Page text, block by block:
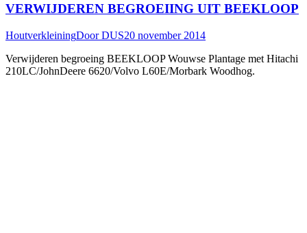
VERWIJDEREN BEGROEIING UIT BEEKLOOP
HoutverkleiningDoorDUS20 november 2014
Verwijderen begroeing BEEKLOOP Wouwse Plantage met Hitachi
210LC/JohnDeere 6620/Volvo L60E/Morbark Woodhog.